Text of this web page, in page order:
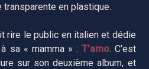
transparente en plastique.
rire le public en italien et dédie
sa « mamma » : T’amo. C’est
sur son deuxième album, et